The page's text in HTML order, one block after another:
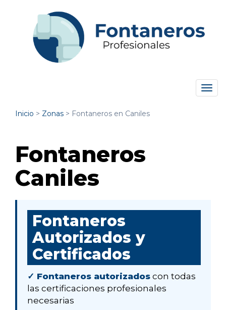
Inicio > Zonas > Fontaneros en Caniles
Fontaneros
Caniles
Fontaneros
Autorizados y
Certificados
✓ Fontaneros autorizados con todas
las certificaciones profesionales
necesarias